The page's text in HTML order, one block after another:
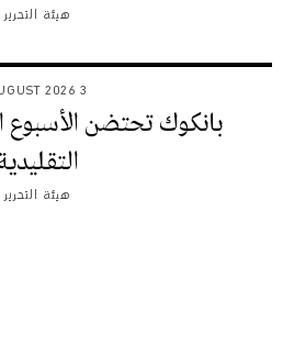
هيئة التحرير
3 AUGUST 2026
بانكوك تحتضن الأسبوع
هيئة التحرير